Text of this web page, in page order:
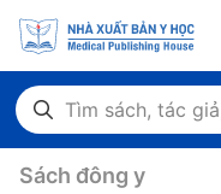
Sách đông y